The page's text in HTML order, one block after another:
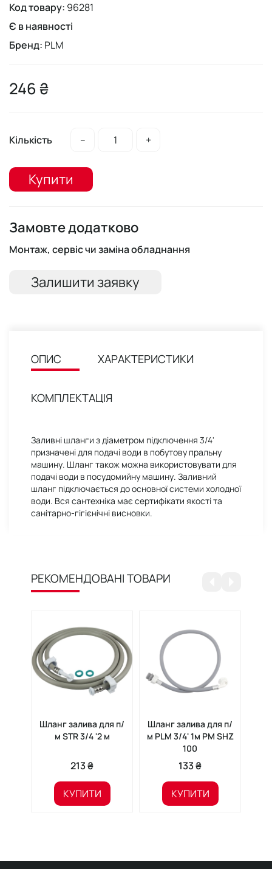
Код товару: 96281
Є в наявності
Бренд: PLM
246 ₴
Кількість – +
Купити
Замовте додатково
Монтаж, сервіс чи заміна обладнання
Залишити заявку
ОПИС ХАРАКТЕРИСТИКИ
КОМПЛЕКТАЦІЯ
Заливні шланги з діаметром підключення 3/4'
призначені для подачі води в побутову пральну
машину. Шланг також можна використовувати для
подачі води в посудомийну машину. Заливний
шланг підключається до основної системи холодної
води. Вся сантехніка має сертифікати якості та
санітарно-гігієнічні висновки.
РЕКОМЕНДОВАНІ ТОВАРИ
Шланг залива для п/
м STR 3/4 '2 м
213 ₴
КУПИТИ
Шланг залива для п/
м PLM 3/4' 1м PM SHZ
100
133 ₴
КУПИТИ